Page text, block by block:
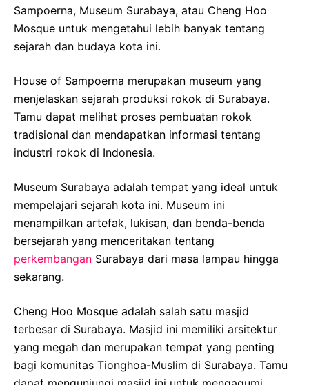
Sampoerna, Museum Surabaya, atau Cheng Hoo
Mosque untuk mengetahui lebih banyak tentang
sejarah dan budaya kota ini.
House of Sampoerna merupakan museum yang
menjelaskan sejarah produksi rokok di Surabaya.
Tamu dapat melihat proses pembuatan rokok
tradisional dan mendapatkan informasi tentang
industri rokok di Indonesia.
Museum Surabaya adalah tempat yang ideal untuk
mempelajari sejarah kota ini. Museum ini
menampilkan artefak, lukisan, dan benda-benda
bersejarah yang menceritakan tentang
perkembangan Surabaya dari masa lampau hingga
sekarang.
Cheng Hoo Mosque adalah salah satu masjid
terbesar di Surabaya. Masjid ini memiliki arsitektur
yang megah dan merupakan tempat yang penting
bagi komunitas Tionghoa-Muslim di Surabaya. Tamu